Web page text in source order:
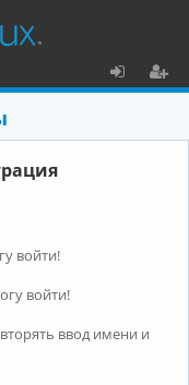
о
и
войти!
войти!
ввод имени и